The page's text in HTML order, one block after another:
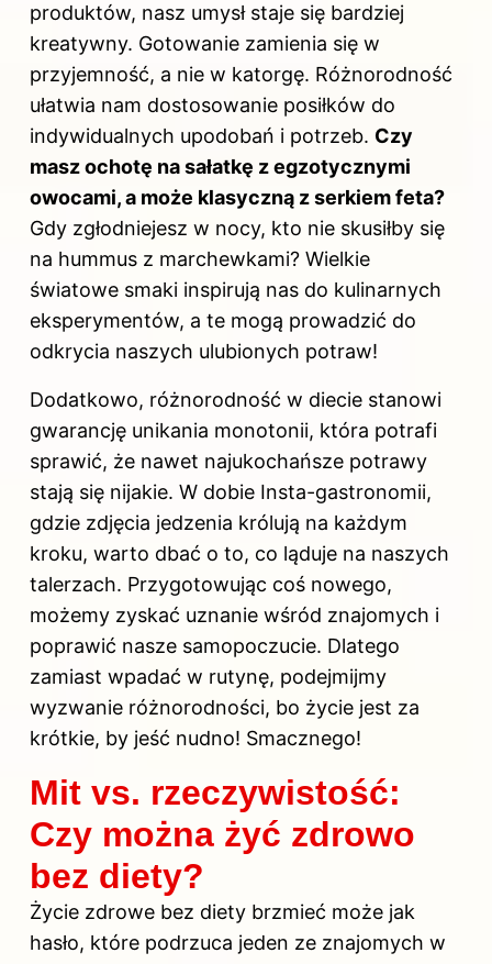
produktów, nasz umysł staje się bardziej
kreatywny. Gotowanie zamienia się w
przyjemność, a nie w katorgę. Różnorodność
ułatwia nam dostosowanie posiłków do
indywidualnych upodobań i potrzeb. Czy
masz ochotę na sałatkę z egzotycznymi
owocami, a może klasyczną z serkiem feta?
Gdy zgłodniejesz w nocy, kto nie skusiłby się
na hummus z marchewkami? Wielkie
światowe smaki inspirują nas do kulinarnych
eksperymentów, a te mogą prowadzić do
odkrycia naszych ulubionych potraw!
Dodatkowo, różnorodność w diecie stanowi
gwarancję unikania monotonii, która potrafi
sprawić, że nawet najukochańsze potrawy
stają się nijakie. W dobie Insta-gastronomii,
gdzie zdjęcia jedzenia królują na każdym
kroku, warto dbać o to, co ląduje na naszych
talerzach. Przygotowując coś nowego,
możemy zyskać uznanie wśród znajomych i
poprawić nasze samopoczucie. Dlatego
zamiast wpadać w rutynę, podejmijmy
wyzwanie różnorodności, bo życie jest za
krótkie, by jeść nudno! Smacznego!
Mit vs. rzeczywistość:
Czy można żyć zdrowo
bez diety?
Życie zdrowe bez diety brzmieć może jak
hasło, które podrzuca jeden ze znajomych w